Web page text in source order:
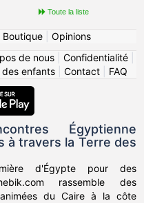
Toute la liste
Boutique| Opinions
de nous Confidentialité
enfants| Contact| FAQ
Égyptienne
à travers la Terre des
d'Égypte pour des
rassemble des
du Caire à la côte